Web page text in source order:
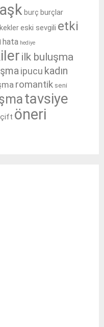
aşk burç burçlar
eski sevgili etki
hata hediye
ilk buluşma
ipucu kadın
romantik seni
tavsiye
çift öneri